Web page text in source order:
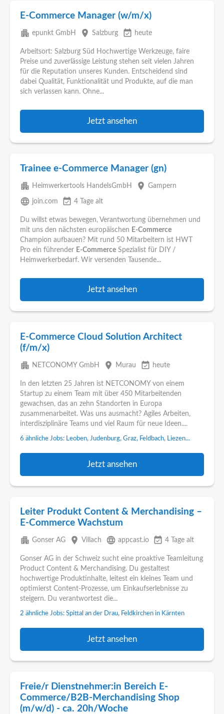
E-Commerce Manager (w/m/x)
apartment epunkt GmbH place Salzburg event_available heute
Arbeitsort: Salzburg Süd Hochwertige Werkzeuge, faire
Preise und zuverlässige Leistung stehen seit vielen Jahren
für die Reputation unseres Kunden. Entscheidend sind
dabei Qualität, Funktionalität und Produkte, auf die man
sich verlassen kann. Ohne...
Jetzt ansehen
Trainee e-Commerce Manager (gn)
apartment Heimwerkertools HandelsGmbH place Gampern
language join.com event_available 4 Tage alt
Du willst etwas bewegen, Verantwortung übernehmen und
mit uns den nächsten europäischen E-Commerce
Champion aufbauen? Mit rund 50 Mitarbeitern ist HWT
Pro ein führender E-Commerce Spezialist für DIY /
Heimwerkerbedarf. Wir versenden Tausende...
Jetzt ansehen
E-Commerce Cloud Solution Architect
(f/m/x)
apartment NETCONOMY GmbH place Murau event_available heute
In den letzten 25 Jahren ist NETCONOMY von einem
Startup zu einem Team mit über 450 Mitarbeitenden
gewachsen, das an zehn Standorten in Europa
zusammenarbeitet. Was uns ausmacht? Agiles Arbeiten,
interdisziplinäre Teams und viel Raum für neue Ideen....
6 ähnliche Jobs: Leoben, Judenburg, Graz, Feldbach, Liezen...
Jetzt ansehen
Leiter Produkt Content & Merchandising –
E‑Commerce Wachstum
apartment Gonser AG place Villach language appcast.io event_available 4 Tage alt
Gonser AG in der Schweiz sucht eine proaktive Teamleitung
Product Content & Merchandising. Du gestaltest
hochwertige Produktinhalte, leitest ein kleines Team und
optimierst Content-Prozesse, um Einkaufserlebnisse zu
steigern. Du verantwortest die...
2 ähnliche Jobs: Spittal an der Drau, Feldkirchen in Kärnten
Jetzt ansehen
Freie/r Dienstnehmer:in Bereich E-
Commerce/B2B-Merchandising Shop
(m/w/d) - ca. 20h/Woche